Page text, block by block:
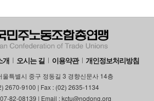
개 오시는 길 이용약관 개인정보처리방침
울특별시 중구 정동길 3 경향신문사 14층
2670-9100 | Fax : (02) 2635-1134
82-08139 | Email : kctu@nodong.org